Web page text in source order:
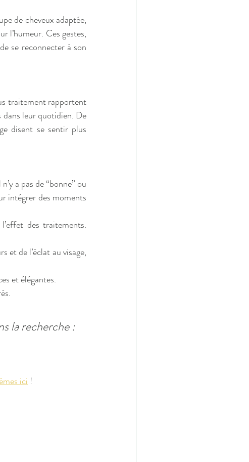
de cheveux adaptée,
l’humeur. Ces gestes,
se reconnecter à son
traitement rapportent
dans leur quotidien. De
disent se sentir plus
a pas de “bonne” ou
intégrer des moments
des traitements.
et de l’éclat au visage,
et élégantes.
la recherche :
ici !